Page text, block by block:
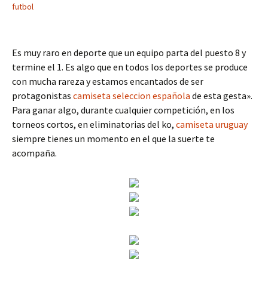
futbol
Es muy raro en deporte que un equipo parta del puesto 8 y
termine el 1. Es algo que en todos los deportes se produce
con mucha rareza y estamos encantados de ser
protagonistas camiseta seleccion española de esta gesta».
Para ganar algo, durante cualquier competición, en los
torneos cortos, en eliminatorias del ko, camiseta uruguay
siempre tienes un momento en el que la suerte te
acompaña.